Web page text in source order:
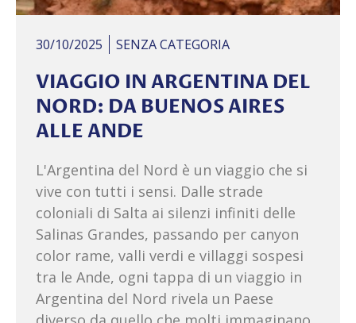
30/10/2025 SENZA CATEGORIA
VIAGGIO IN ARGENTINA DEL
NORD: DA BUENOS AIRES
ALLE ANDE
L'Argentina del Nord è un viaggio che si
vive con tutti i sensi. Dalle strade
coloniali di Salta ai silenzi infiniti delle
Salinas Grandes, passando per canyon
color rame, valli verdi e villaggi sospesi
tra le Ande, ogni tappa di un viaggio in
Argentina del Nord rivela un Paese